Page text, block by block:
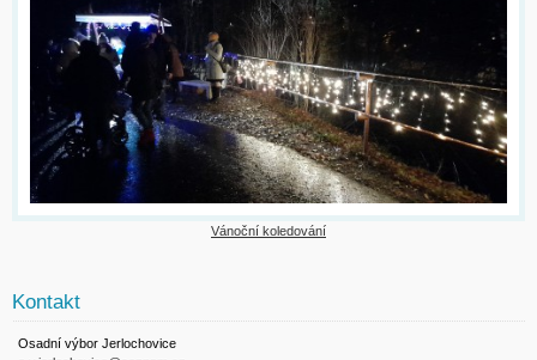
Vánoční koledování
Kontakt
Osadní výbor Jerlochovice